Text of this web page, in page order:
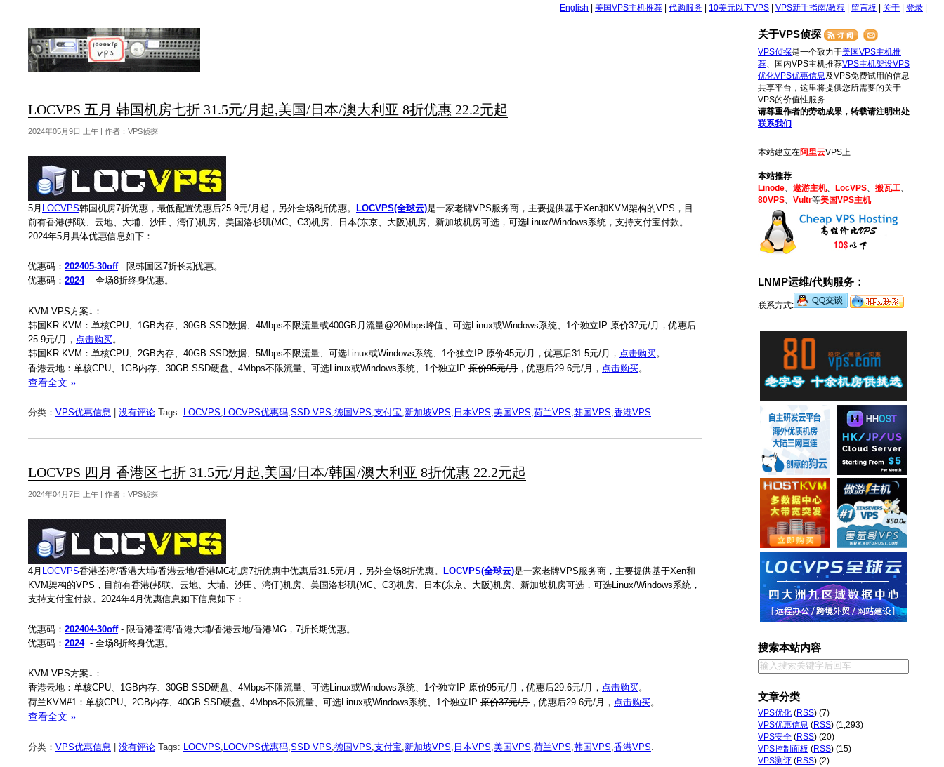
English 美国VPS主机推荐 代购服务 10美元以下VPS VPS新手指南/教程 留言板 关于 登录
LOCVPS 五月 韩国机房七折 31.5元/月起,美国/日本/澳大利亚 8折优惠 22.2元起
2024年05月9日 上午 | 作者：VPS侦探
5月 LOCVPS韩国机房7折优惠，最低配置优惠后25.9元/月起，另外全场8折优惠。 LOCVPS(全球云)是一家老牌VPS服务商，主要提供基于Xen和KVM架构的VPS，目
前有香港(邦联、云地、大埔、沙田、湾仔)机房、美国洛杉矶(MC、C3)机房、日本(东京、大阪)机房、新加坡机房可选，可选Linux/Windows系统，支持支付宝付款。
2024年5月具体优惠信息如下：
优惠码： 202405-30off- 限韩国区7折长期优惠。
优惠码： 2024- 全场8折终身优惠。
KVM VPS方案↓：
韩国KR KVM：单核CPU、1GB内存、30GB SSD数据、4Mbps不限流量或400GB月流量@20Mbps峰值、可选Linux或Windows系统、1个独立IP 原价37元/月 ，优惠后
25.9元/月， 点击购买。
韩国KR KVM：单核CPU、2GB内存、40GB SSD数据、5Mbps不限流量、可选Linux或Windows系统、1个独立IP 原价45元/月 ，优惠后31.5元/月， 点击购买。
香港云地：单核CPU、1GB内存、30GB SSD硬盘、4Mbps不限流量、可选Linux或Windows系统、1个独立IP 原价95元/月 ，优惠后29.6元/月， 点击购买。
查看全文 »
分类： VPS优惠信息 没有评论 Tags: LOCVPS LOCVPS优惠码 SSD VPS 德国VPS 支付宝 新加坡VPS 日本VPS 美国VPS 荷兰VPS 韩国VPS 香港VPS
LOCVPS 四月 香港区七折 31.5元/月起,美国/日本/韩国/澳大利亚 8折优惠 22.2元起
2024年04月7日 上午 | 作者：VPS侦探
4月 LOCVPS香港荃湾/香港大埔/香港云地/香港MG机房7折优惠中优惠后31.5元/月，另外全场8折优惠。 LOCVPS(全球云)是一家老牌VPS服务商，主要提供基于Xen和
KVM架构的VPS，目前有香港(邦联、云地、大埔、沙田、湾仔)机房、美国洛杉矶(MC、C3)机房、日本(东京、大阪)机房、新加坡机房可选，可选Linux/Windows系统，
支持支付宝付款。2024年4月优惠信息如下信息如下：
优惠码： 202404-30off- 限香港荃湾/香港大埔/香港云地/香港MG，7折长期优惠。
优惠码： 2024- 全场8折终身优惠。
KVM VPS方案↓：
香港云地：单核CPU、1GB内存、30GB SSD硬盘、4Mbps不限流量、可选Linux或Windows系统、1个独立IP 原价95元/月 ，优惠后29.6元/月， 点击购买。
荷兰KVM#1：单核CPU、2GB内存、40GB SSD硬盘、4Mbps不限流量、可选Linux或Windows系统、1个独立IP 原价37元/月 ，优惠后29.6元/月， 点击购买。
查看全文 »
分类： VPS优惠信息 没有评论 Tags: LOCVPS LOCVPS优惠码 SSD VPS 德国VPS 支付宝 新加坡VPS 日本VPS 美国VPS 荷兰VPS 韩国VPS 香港VPS
关于VPS侦探
VPS侦探是一个致力于美国VPS主机推
荐 、国内VPS主机推荐VPS主机架设VPS
优化VPS优惠信息 及VPS免费试用的信息
共享平台，这里将提供您所需要的关于
VPS的价值性服务
请尊重作者的劳动成果，转载请注明出处
联系我们
本站建立在阿里云VPS上
本站推荐
Linode
遨游主机、 LocVPS 搬瓦工
80VPS
Vultr等美国VPS主机
LNMP运维/代购服务：
联系方式:
搜索本站内容
文章分类
VPS优化 (RSS) (7)
VPS优惠信息 (RSS) (1,293)
VPS安全 (RSS) (20)
VPS控制面板 (RSS) (15)
VPS测评 (RSS) (2)